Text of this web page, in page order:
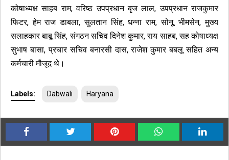
कोषाध्यक्ष साहब राम, वरिष्ठ उपप्रधान बृज लाल, उपप्रधान राजकुमार
फिटर, हेम राज डाबला, सुलतान सिंह, धन्ना राम, सोनू, भीमसेन, मुख्य
सलाहकार बाबू सिंह, संगठन सचिव दिनेश कुमार, राय साहब, सह कोषाध्यक्ष
सुभाष बासा, प्रचार सचिव बनारसी दास, राजेश कुमार बबलू सहित अन्य
कर्मचारी मौजूद थे।
Labels: Dabwali Haryana